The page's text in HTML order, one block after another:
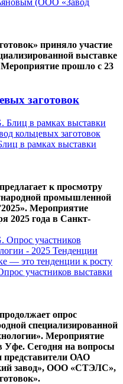
(ООО «Завод
приняло участие
выставке
прошло с 23
заготовок
в рамках выставки
к просмотру
промышленной
Мероприятие
2025 года в Санкт-
участников выставки
опрос
специализированной
Мероприятие
Уфе. Сегодня на вопросы
представители ОАО
завод», ООО «СТЭЛС»,